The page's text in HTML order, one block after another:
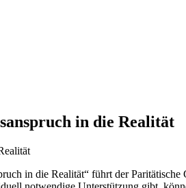
in die Realität
in die Realität“ führt der